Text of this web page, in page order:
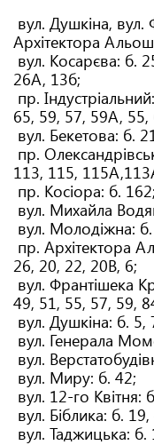
вул. Душкіна, вул.
Архітектора
вул. Косарєва: б.
26А, 13б;
пр.
65, 59, 57, 59А, 55,
вул. Бекетова: б.
пр.
113, 115,
пр. Косіора: б. 162;
вул. Михайла
вул. Молодіжна:
пр. Архітектора
26, 20, 22, 20В, 6;
вул. Франтішека
49, 51, 55, 57, 59,
вул. Душкіна: б. 5,
вул. Генерала
вул.
вул. Миру: б. 42;
вул. 12-го
вул. Біблика: б.
вул. Таджицька: б.